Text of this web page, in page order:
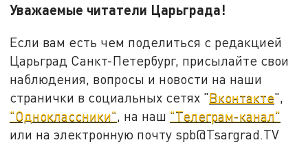
Уважаемые читатели Царьграда!
Если вам есть чем поделиться с редакцией
Царьград Санкт-Петербург, присылайте свои
наблюдения, вопросы и новости на наши
странички в социальных сетях "Вконтакте",
"Одноклассники" , на наш "Телеграм-канал"
или на электронную почту spb@Tsargrad.TV